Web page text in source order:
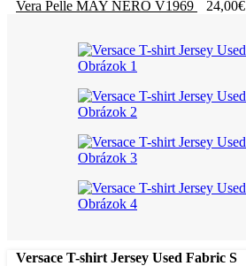
Vera Pelle MAY NERO V1969 24,00€
Versace T-shirt Jersey Used Fabric S